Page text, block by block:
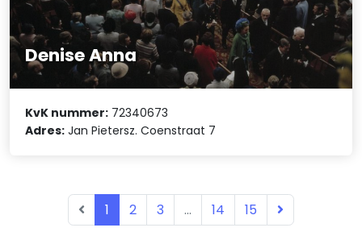
Denise Anna
KvK nummer: 72340673
Adres: Jan Pietersz. Coenstraat 7
1 2 3 ... 14 15